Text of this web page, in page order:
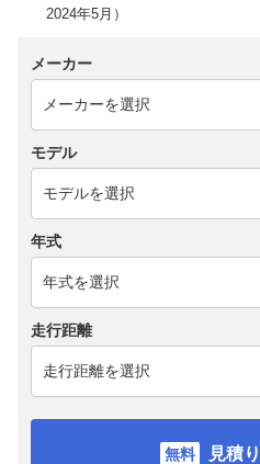
2024年5月）
メーカー
モデル
年式
走行距離
見積